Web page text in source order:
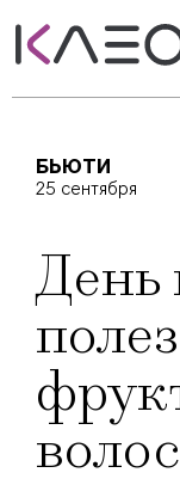
БЬЮТИ
25 сентября
День